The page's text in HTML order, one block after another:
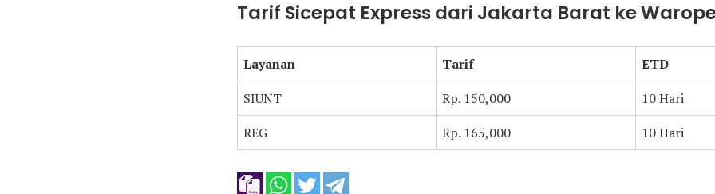
Tarif Sicepat Express dari Jakarta Barat ke
Layanan Tarif
ETD
SIUNT
Rp. 150,000
10 Hari
REG
Rp. 165,000 10 Hari